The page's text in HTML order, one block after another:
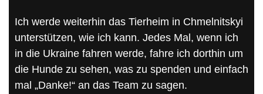
Ich werde weiterhin das Tierheim in Chmelnitskyi
unterstützen, wie ich kann. Jedes Mal, wenn ich
in die Ukraine fahren werde, fahre ich dorthin um
die Hunde zu sehen, was zu spenden und einfach
mal „Danke!“ an das Team zu sagen.